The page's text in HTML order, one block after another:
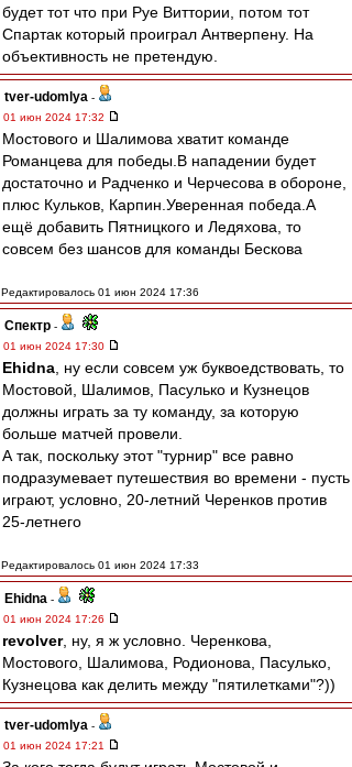
будет тот что при Руе Виттории, потом тот
Спартак который проиграл Антверпену. На
объективность не претендую.
tver-udomlya -
01 июн 2024 17:32
Мостового и Шалимова хватит команде
Романцева для победы.В нападении будет
достаточно и Радченко и Черчесова в обороне,
плюс Кульков, Карпин.Уверенная победа.А
ещё добавить Пятницкого и Ледяхова, то
совсем без шансов для команды Бескова
Редактировалось 01 июн 2024 17:36
Спектр -
01 июн 2024 17:30
Ehidna , ну если совсем уж буквоедствовать, то
Мостовой, Шалимов, Пасулько и Кузнецов
должны играть за ту команду, за которую
больше матчей провели.
А так, поскольку этот "турнир" все равно
подразумевает путешествия во времени - пусть
играют, условно, 20-летний Черенков против
25-летнего
Редактировалось 01 июн 2024 17:33
Ehidna -
01 июн 2024 17:26
revolver, ну, я ж условно. Черенкова,
Мостового, Шалимова, Родионова, Пасулько,
Кузнецова как делить между "пятилетками"?))
tver-udomlya -
01 июн 2024 17:21